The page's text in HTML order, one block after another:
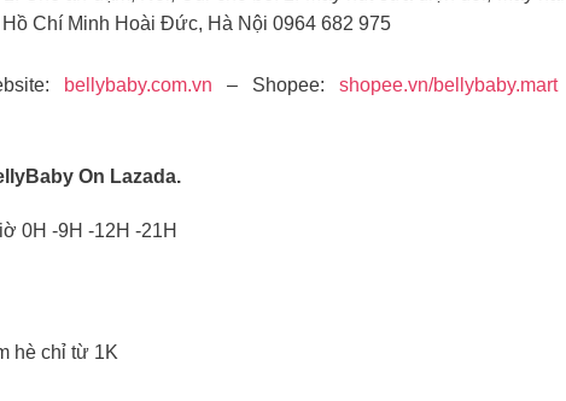
Chí Minh Hoài Đức, Hà Nội 0964 682 975
bellybaby.com.vn – Shopee: shopee.vn/bellybaby.mart
On Lazada.
0H -9H -12H -21H
hè chỉ từ 1K